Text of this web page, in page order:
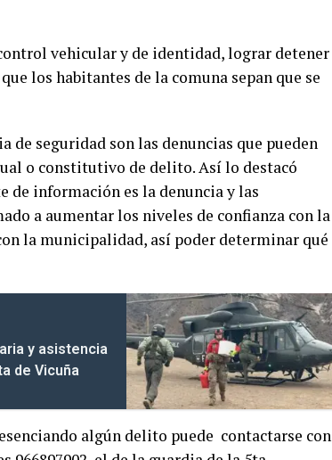
vehicular y de identidad, lograr detener
los habitantes de la comuna sepan que se
seguridad son las denuncias que pueden
o constitutivo de delito. Así lo destacó
de información es la denuncia y las
a aumentar los niveles de confianza con la
la municipalidad, así poder determinar qué
y asistencia
de Vicuña
algún delito puede contactarse con